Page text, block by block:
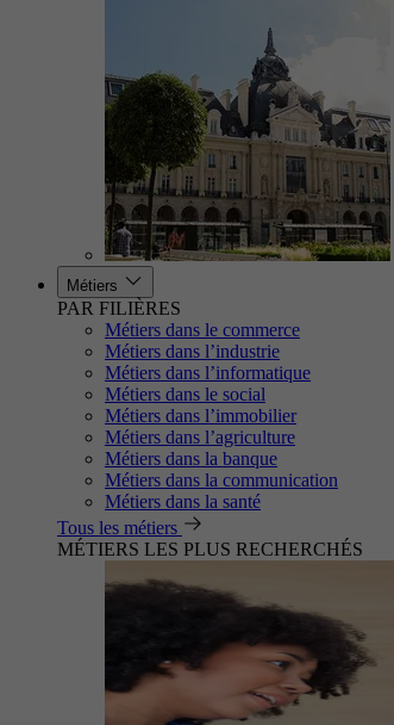
Métiers
PAR FILIÈRES
Métiers dans le commerce
Métiers dans l’industrie
Métiers dans l’informatique
Métiers dans le social
Métiers dans l’immobilier
Métiers dans l’agriculture
Métiers dans la banque
Métiers dans la communication
Métiers dans la santé
Tous les métiers
MÉTIERS LES PLUS RECHERCHÉS